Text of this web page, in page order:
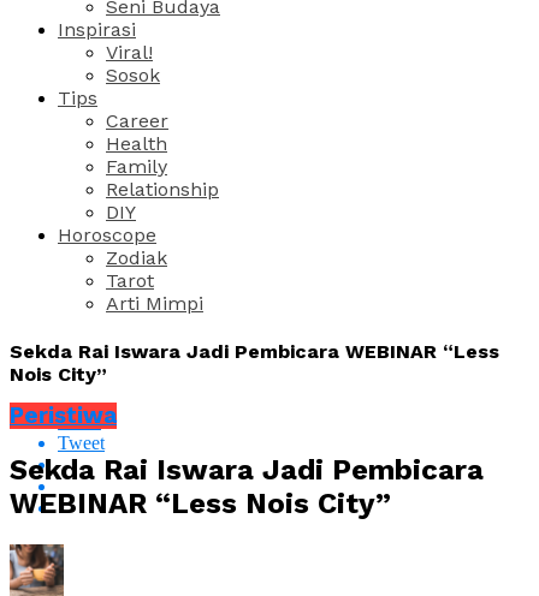
Seni Budaya
Inspirasi
Viral!
Sosok
Tips
Career
Health
Family
Relationship
DIY
Horoscope
Zodiak
Tarot
Arti Mimpi
Sekda Rai Iswara Jadi Pembicara WEBINAR “Less
Nois City”
Share
Tweet
Peristiwa
Sekda Rai Iswara Jadi Pembicara
WEBINAR “Less Nois City”